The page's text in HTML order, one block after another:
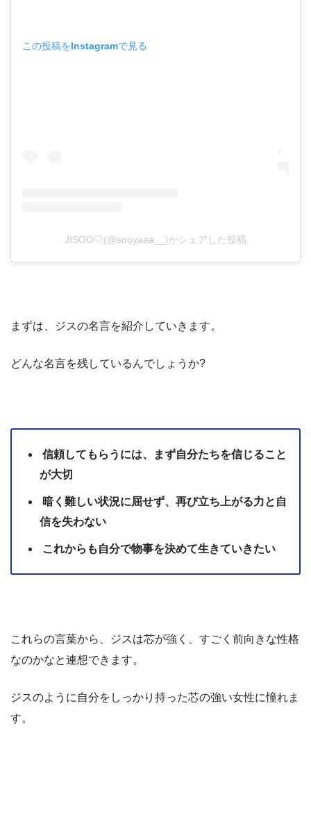
この投稿をInstagramで見る
JISOO🤍(@sooyaaa__)がシェアした投稿
まずは、ジスの名言を紹介していきます。
どんな名言を残しているんでしょうか?
信頼してもらうには、まず自分たちを信じること
が大切
暗く難しい状況に屈せず、再び立ち上がる力と自
信を失わない
これからも自分で物事を決めて生きていきたい
これらの言葉から、ジスは芯が強く、すごく前向きな性格
なのかなと連想できます。
ジスのように自分をしっかり持った芯の強い女性に憧れま
す。